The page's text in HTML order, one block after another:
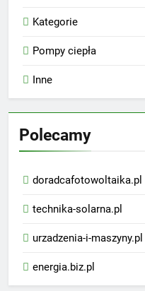
Kategorie
Pompy ciepła
Inne
Polecamy
doradcafotowoltaika.pl
technika-solarna.pl
urzadzenia-i-maszyny.pl
energia.biz.pl